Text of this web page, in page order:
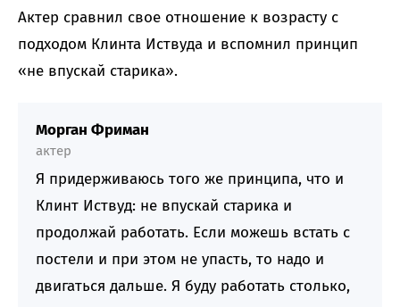
Актер сравнил свое отношение к возрасту с
подходом Клинта Иствуда и вспомнил принцип
«не впускай старика».
Морган Фриман
актер
Я придерживаюсь того же принципа, что и
Клинт Иствуд: не впускай старика и
продолжай работать. Если можешь встать с
постели и при этом не упасть, то надо и
двигаться дальше. Я буду работать столько,